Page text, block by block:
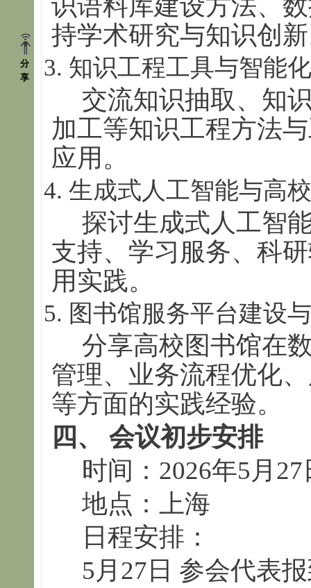
分
享
持学术研究与知识创
知识工程工具与智能
交流知识抽取、知
加工等知识工程方法
应用。
生成式人工智能与高
探讨生成式人工智
支持、学习服务、科
用实践。
图书馆服务平台建设
分享高校图书馆在
管理、业务流程优化
等方面的实践经验。
四、 会议初步安排
时间：2026年5月
地点：上海
日程安排：
5月27日 参会代表